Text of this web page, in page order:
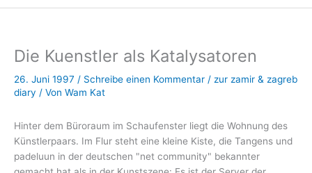
Die Kuenstler als Katalysatoren
26. Juni 1997 / Schreibe einen Kommentar / zur zamir & zagreb
diary / Von Wam Kat
Hinter dem Büroraum im Schaufenster liegt die Wohnung des
Künstlerpaars. Im Flur steht eine kleine Kiste, die Tangens und
padeluun in der deutschen "net community" bekannter